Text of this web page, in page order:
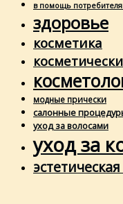
в помощь
здоровье
косметика
модные прически
салонные
уход за волосами
уход за